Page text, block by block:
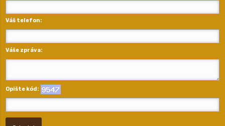
Váš telefon:
Váše zpráva:
Opište kód: